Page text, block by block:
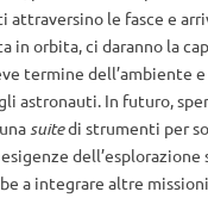
attraversino le fasce e
in orbita, ci daranno la
termine dell’ambiente e
astronauti. In futuro,
suitedi strumenti per
dell’esplorazione
a integrare altre